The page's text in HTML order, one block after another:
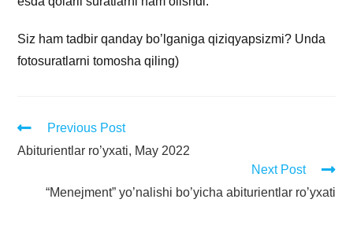
Siz ham tadbir qanday bo’lganiga qiziqyapsizmi? Unda
fotosuratlarni tomosha qiling)
Previous Post
Abiturientlar ro’yxati, May 2022
Next Post
“Menejment” yo’nalishi bo’yicha abiturientlar ro’yxati